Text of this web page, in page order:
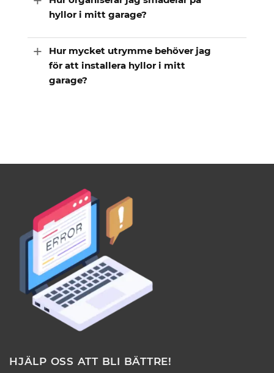
hyllor i mitt garage?
Hur mycket utrymme behöver jag
för att installera hyllor i mitt
garage?
HJÄLP OSS ATT BLI BÄTTRE!